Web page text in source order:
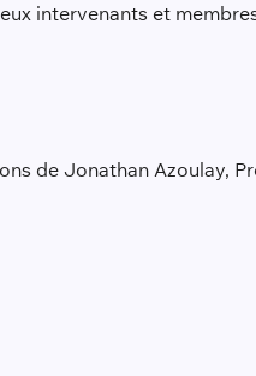
intervenants et
de Jonathan Azoulay,